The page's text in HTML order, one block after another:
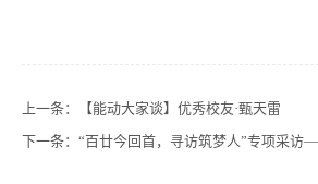
上一条：
【能动大家谈】优秀校友·甄天雷
下一条： “百廿今回首，寻访筑梦人”专项采